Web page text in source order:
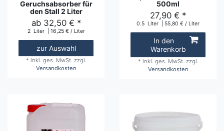
Geruchsabsorber für
den Stall 2 Liter
ab 32,50 € *
2 Liter | 16,25 € / Liter
zur Auswahl
* inkl. ges. MwSt. zzgl.
Versandkosten
500ml
27,90 € *
0.5 Liter | 55,80 € / Liter
In den
Warenkorb
* inkl. ges. MwSt. zzgl.
Versandkosten